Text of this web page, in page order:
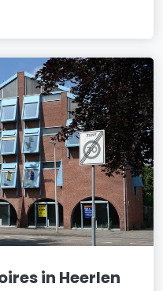
in Heerlen